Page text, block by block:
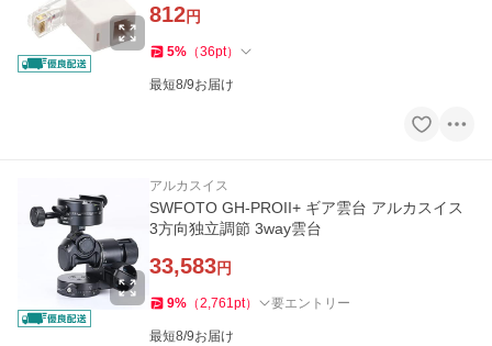
812円
5% （36pt）
最短8/9お届け
アルカスイス
SWFOTO GH-PROII+ ギア雲台 アルカスイス
3方向独立調節 3way雲台
33,583円
9% （2,761pt） 要エントリー
最短8/9お届け